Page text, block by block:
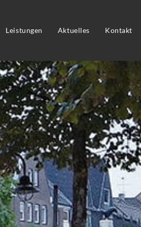
Leistungen Aktuelles Kontakt